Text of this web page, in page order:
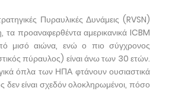
Πυραυλικές Δυνάμεις (RVSN)
τα προαναφερθέντα αμερικανικά ICBM
μισό αιώνα, ενώ ο πιο σύγχρονος
πύραυλος) είναι άνω των 30 ετών.
όπλα των ΗΠΑ φτάνουν ουσιαστικά
δεν είναι σχεδόν ολοκληρωμένοι, πόσο